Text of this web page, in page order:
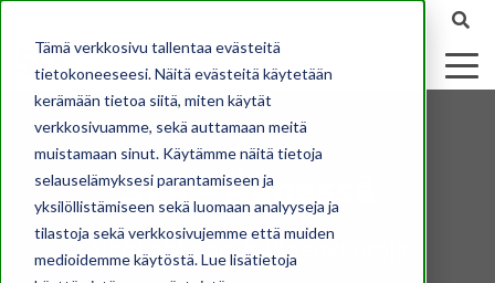
Tämä verkkosivu tallentaa evästeitä
tietokoneeseesi. Näitä evästeitä käytetään
kerämään tietoa siitä, miten käytät
verkkosivuamme, sekä auttamaan meitä
muistamaan sinut. Käytämme näitä tietoja
selauselämyksesi parantamiseen ja
yksilöllistämiseen sekä luomaan analyyseja ja
tilastoja sekä verkkosivujemme että muiden
medioidemme käytöstä. Lue lisätietoja
STK - Äänessä
Ajankohtaisia puheenvuoroja